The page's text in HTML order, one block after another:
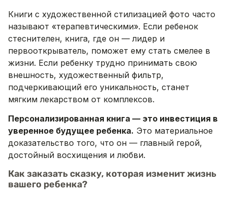
Книги с художественной стилизацией фото часто
называют «терапевтическими». Если ребенок
стеснителен, книга, где он — лидер и
первооткрыватель, поможет ему стать смелее в
жизни. Если ребенку трудно принимать свою
внешность, художественный фильтр,
подчеркивающий его уникальность, станет
мягким лекарством от комплексов.
Персонализированная книга — это инвестиция в
уверенное будущее ребенка. Это материальное
доказательство того, что он — главный герой,
достойный восхищения и любви.
Как заказать сказку, которая изменит жизнь
вашего ребенка?